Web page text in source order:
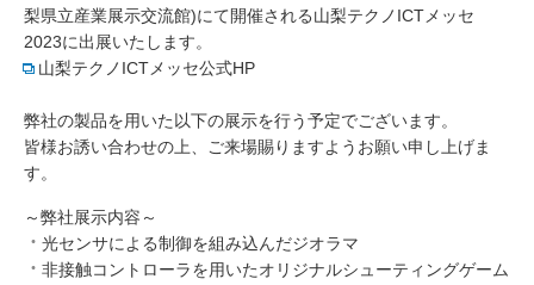
梨県立産業展示交流館)にて開催される山梨テクノICTメッセ
2023に出展いたします。
山梨テクノICTメッセ公式HP
弊社の製品を用いた以下の展示を行う予定でございます。
皆様お誘い合わせの上、ご来場賜りますようお願い申し上げま
す。
～弊社展示内容～
光センサによる制御を組み込んだジオラマ
非接触コントローラを用いたオリジナルシューティングゲーム